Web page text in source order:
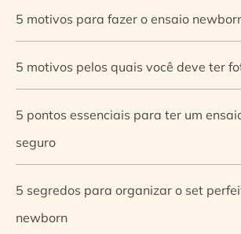
5 motivos para fazer o ensaio
5 motivos pelos quais você deve ter
5 pontos essenciais para ter um
seguro
5 segredos para organizar o set
newborn